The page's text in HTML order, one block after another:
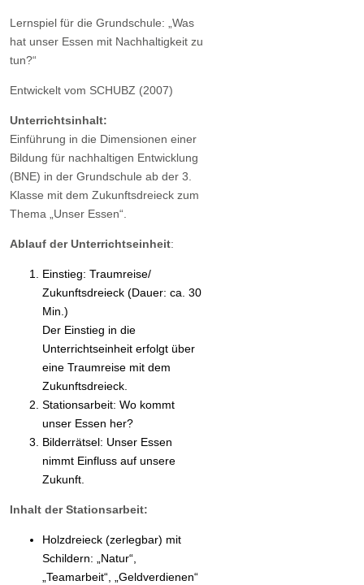
Lernspiel für die Grundschule: „Was
hat unser Essen mit Nachhaltigkeit zu
tun?“
Entwickelt vom SCHUBZ (2007)
Unterrichtsinhalt:
Einführung in die Dimensionen einer
Bildung für nachhaltigen Entwicklung
(BNE) in der Grundschule ab der 3.
Klasse mit dem Zukunftsdreieck zum
Thema „Unser Essen“.
Ablauf der Unterrichtseinheit:
Einstieg: Traumreise/
Zukunftsdreieck (Dauer: ca. 30
Min.)
Der Einstieg in die
Unterrichtseinheit erfolgt über
eine Traumreise mit dem
Zukunftsdreieck.
Stationsarbeit: Wo kommt
unser Essen her?
Bilderrätsel: Unser Essen
nimmt Einfluss auf unsere
Zukunft.
Inhalt der Stationsarbeit:
Holzdreieck (zerlegbar) mit
Schildern: „Natur“,
„Teamarbeit“, „Geldverdienen“